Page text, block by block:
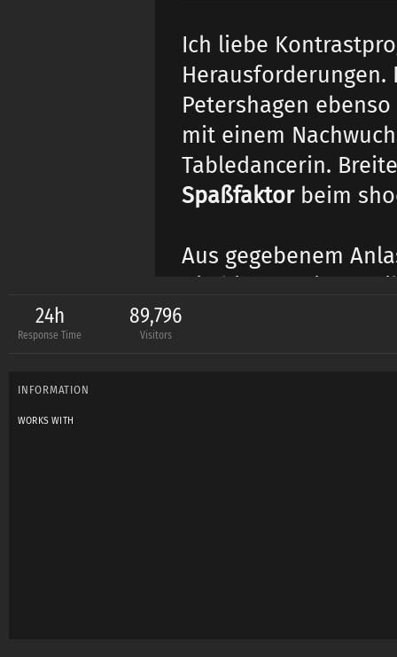
Ich liebe
Herausforderungen.
Petershagen
mit einem
Tabledancerin.
Spaßfaktor beim
Aus gegebenem
Die hier gezeigten
24h
Response Time
89,796
Visitors
INFORMATION
WORKS WITH